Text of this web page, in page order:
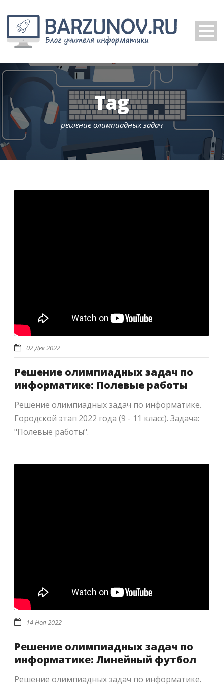
Tag
решение олимпиадных задач
02 Дек 2022
Решение олимпиадных задач по
информатике: Полевые работы
Решение олимпиадных задач по информатике.
Городской этап 2022 года (9 - 11 класс). Задача:
"Полевые работы".
14 Ноя 2022
Решение олимпиадных задач по
информатике: Линейный футбол
Решение олимпиадных задач по информатике.